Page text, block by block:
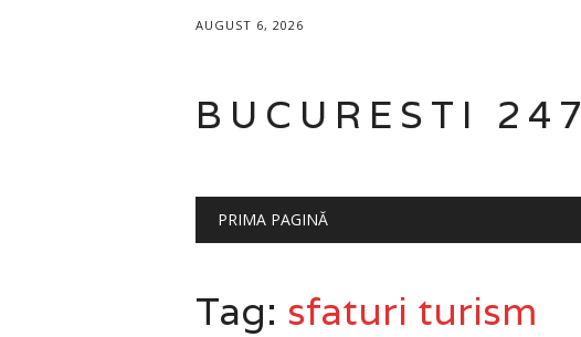
AUGUST 6, 2026
BUCURESTI 247
Main menu
PRIMA PAGINĂ
Tag: sfaturi turism